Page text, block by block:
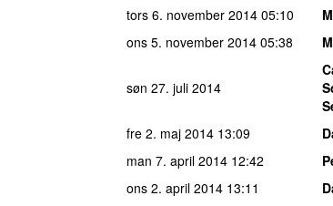
tors 6. november 2014 05:10
ons 5. november 2014 05:38
søn 27. juli 2014
fre 2. maj 2014 13:09
man 7. april 2014 12:42
ons 2. april 2014 13:11